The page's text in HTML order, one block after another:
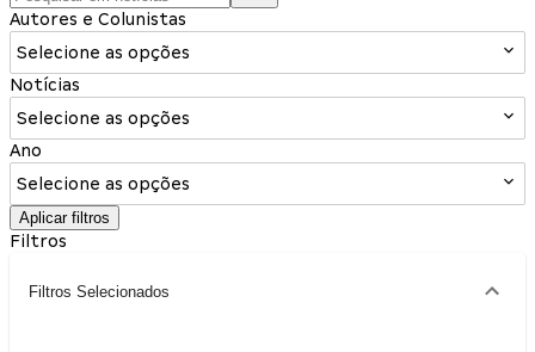
Autores e Colunistas
Selecione as opções
Notícias
Selecione as opções
Ano
Selecione as opções
Aplicar filtros
Filtros
Filtros Selecionados